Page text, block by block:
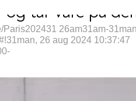
tar vare på
26am31am-
26 aug 2024 10:37:47